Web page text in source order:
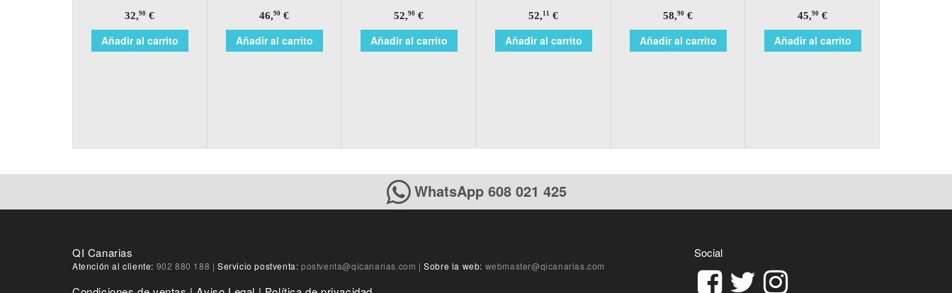
32,90 €
Añadir al carrito
46,90 €
Añadir al carrito
52,90 €
Añadir al carrito
52,11 €
Añadir al carrito
58,90 €
Añadir al carrito
45,90 €
Añadir al carrito
WhatsApp 608 021 425
Social
QI Canarias
Atención al cliente: 902 880 188 | Servicio postventa:postventa@qicanarias.com | Sobre la web: webmaster@qicanarias.com